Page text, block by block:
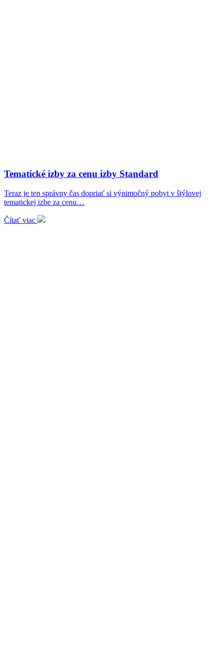
Tematické izby za cenu izby Standard
Teraz je ten správny čas dopriať si výnimočný pobyt v štýlovej
tematickej izbe za cenu…
Čítať viac